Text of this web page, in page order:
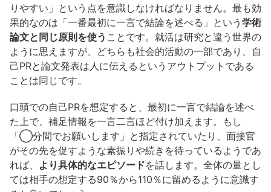
りやすい」という点を意識しなければなりません。最も効
果的なのは「一番最初に一言で結論を述べる」という 学術
論文と同じ原則を使う ことです。就活は研究と違う世界の
ように思えますが、どちらも社会的活動の一部であり、自
己PRと論文発表は人に伝えるというアウトプットである
ことは同じです。
口頭での自己PRを想定すると、最初に一言で結論を述べ
た上で、補足情報を一言二言ほど付け加えます。もし
「◯分間でお願いします」と指定されていたり、面接官
がその先を促すような素振りや続きを待っているようであ
れば、 より具体的なエピソードを話します。全体の量とし
ては相手の想定する90％から110％に留めるように意識す